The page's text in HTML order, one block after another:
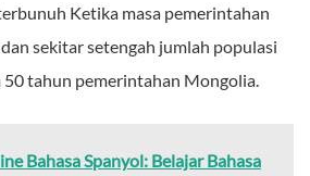
Ketika masa pemerintahan
sekitar setengah jumlah populasi
tahun pemerintahan Mongolia.
Bahasa Spanyol: Belajar Bahasa